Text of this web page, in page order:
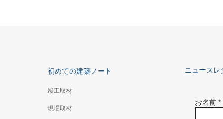
初めての建築ノート
竣工取材
現場取材
ニュースレ
お名前*